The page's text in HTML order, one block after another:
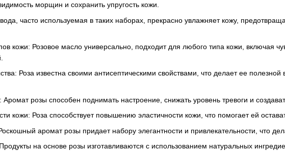
морщин и сохранить упругость кожи.
часто используемая в таких наборах, прекрасно увлажняет кожу,
кожи: Розовое масло универсально, подходит для любого типа кожи, включая
Роза известна своими антисептическими свойствами, что делает ее
розы способен поднимать настроение, снижать уровень тревоги и
кожи: Роза способствует повышению эластичности кожи, что помогает ей
аромат розы придает набору элегантности и привлекательности, что
на основе розы изготавливаются с использованием натуральных